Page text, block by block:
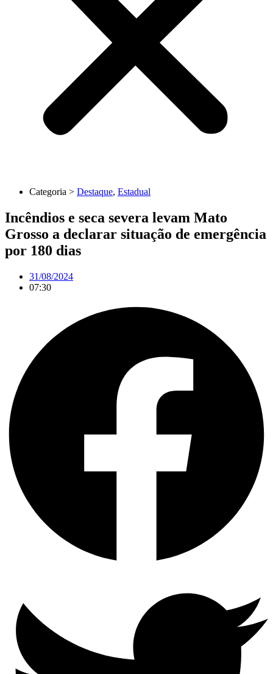
Categoria > Destaque, Estadual
Incêndios e seca severa levam Mato
Grosso a declarar situação de emergência
por 180 dias
31/08/2024
07:30